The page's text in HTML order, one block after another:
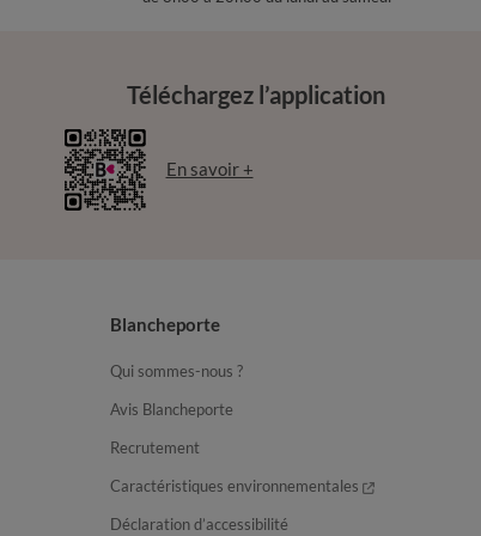
Téléchargez l’application
En savoir +
Blancheporte
Qui sommes-nous ?
Avis Blancheporte
Recrutement
Caractéristiques environnementales
Déclaration d’accessibilité